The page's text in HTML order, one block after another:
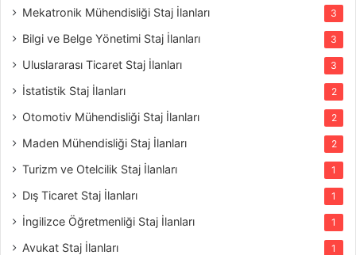
Mekatronik Mühendisliği Staj İlanları 3
Bilgi ve Belge Yönetimi Staj İlanları 3
Uluslararası Ticaret Staj İlanları 3
İstatistik Staj İlanları 2
Otomotiv Mühendisliği Staj İlanları 2
Maden Mühendisliği Staj İlanları 2
Turizm ve Otelcilik Staj İlanları 1
Dış Ticaret Staj İlanları 1
İngilizce Öğretmenliği Staj İlanları 1
Avukat Staj İlanları 1